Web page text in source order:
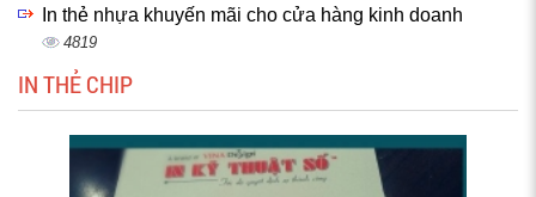
In thẻ nhựa khuyến mãi cho cửa hàng kinh doanh
4819
IN THẺ CHIP